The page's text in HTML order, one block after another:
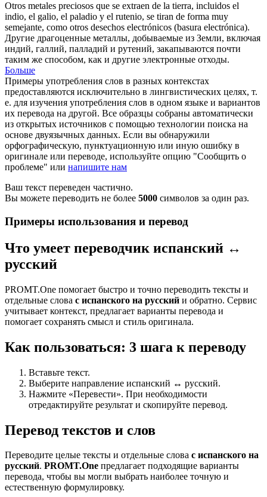
Otros metales preciosos que se extraen de la tierra, incluidos el
indio, el galio, el paladio y el rutenio, se tiran de forma muy
semejante, como otros desechos electrónicos (basura electrónica).
Другие драгоценные металлы, добываемые из Земли, включая
индий, галлий, палладий и рутений, закапываются почти
таким же способом, как и другие электронные отходы.
Больше
Примеры употребления слов в разных контекстах
предоставляются исключительно в лингвистических целях, т.
е. для изучения употребления слов в одном языке и вариантов
их перевода на другой. Все образцы собраны автоматически
из открытых источников с помощью технологии поиска на
основе двуязычных данных. Если вы обнаружили
орфографическую, пунктуационную или иную ошибку в
оригинале или переводе, используйте опцию "Сообщить о
проблеме" или напишите нам
Ваш текст переведен частично.
Вы можете переводить не более 5000 символов за один раз.
Примеры использования и перевод
Что умеет переводчик испанский ↔
русский
PROMT.One помогает быстро и точно переводить тексты и
отдельные слова с испанского на русский и обратно. Сервис
учитывает контекст, предлагает варианты перевода и
помогает сохранять смысл и стиль оригинала.
Как пользоваться: 3 шага к переводу
Вставьте текст.
Выберите направление испанский ↔ русский.
Нажмите «Перевести». При необходимости
отредактируйте результат и скопируйте перевод.
Перевод текстов и слов
Переводите целые тексты и отдельные слова с испанского на
русский. PROMT.One предлагает подходящие варианты
перевода, чтобы вы могли выбрать наиболее точную и
естественную формулировку.